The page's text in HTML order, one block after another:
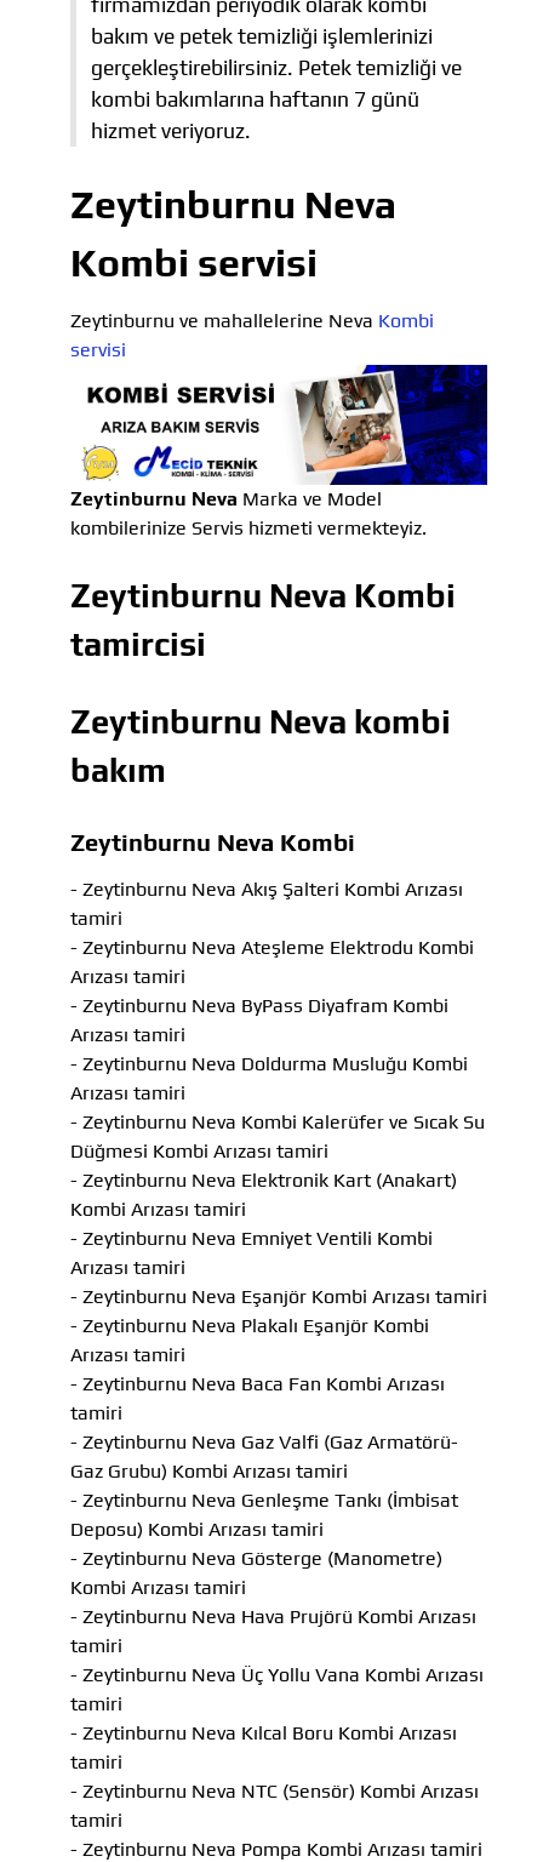
bakım ve petek temizliği işlemlerinizi
gerçekleştirebilirsiniz. Petek temizliği ve
kombi bakımlarına haftanın 7 günü
hizmet veriyoruz.
Zeytinburnu Neva
Kombi servisi
Zeytinburnu ve mahallelerine Neva Kombi
servisi
Zeytinburnu Neva Marka ve Model
kombilerinize Servis hizmeti vermekteyiz.
Zeytinburnu Neva Kombi
tamircisi
Zeytinburnu Neva kombi
bakım
Zeytinburnu Neva Kombi
- Zeytinburnu Neva Akış Şalteri Kombi Arızası
tamiri
- Zeytinburnu Neva Ateşleme Elektrodu Kombi
Arızası tamiri
- Zeytinburnu Neva ByPass Diyafram Kombi
Arızası tamiri
- Zeytinburnu Neva Doldurma Musluğu Kombi
Arızası tamiri
- Zeytinburnu Neva Kombi Kalerüfer ve Sıcak Su
Düğmesi Kombi Arızası tamiri
- Zeytinburnu Neva Elektronik Kart (Anakart)
Kombi Arızası tamiri
- Zeytinburnu Neva Emniyet Ventili Kombi
Arızası tamiri
- Zeytinburnu Neva Eşanjör Kombi Arızası tamiri
- Zeytinburnu Neva Plakalı Eşanjör Kombi
Arızası tamiri
- Zeytinburnu Neva Baca Fan Kombi Arızası
tamiri
- Zeytinburnu Neva Gaz Valfi (Gaz Armatörü-
Gaz Grubu) Kombi Arızası tamiri
- Zeytinburnu Neva Genleşme Tankı (İmbisat
Deposu) Kombi Arızası tamiri
- Zeytinburnu Neva Gösterge (Manometre)
Kombi Arızası tamiri
- Zeytinburnu Neva Hava Prujörü Kombi Arızası
tamiri
- Zeytinburnu Neva Üç Yollu Vana Kombi Arızası
tamiri
- Zeytinburnu Neva Kılcal Boru Kombi Arızası
tamiri
- Zeytinburnu Neva NTC (Sensör) Kombi Arızası
tamiri
- Zeytinburnu Neva Pompa Kombi Arızası tamiri